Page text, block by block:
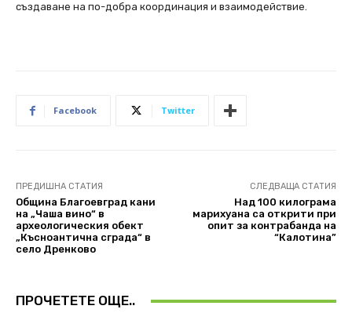
създаване на по-добра координация и взаимодействие.
Facebook Twitter
ПРЕДИШНА СТАТИЯ
Община Благоевград кани
на „Чаша вино“ в
археологическия обект
„Късноантична сграда“ в
село Дренково
СЛЕДВАЩА СТАТИЯ
Над 100 килограма
марихуана са открити при
опит за контрабанда на
“Калотина”
ПРОЧЕТЕТЕ ОЩЕ..